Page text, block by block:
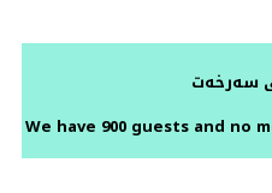
سەرخەت
We have 900 guests and no